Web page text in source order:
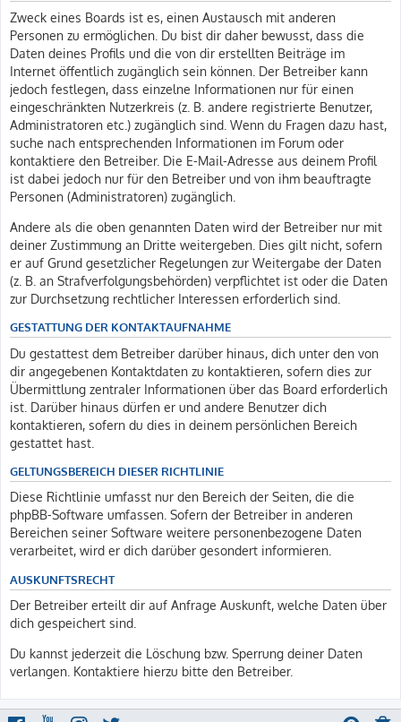
Zweck eines Boards ist es, einen Austausch mit anderen
Personen zu ermöglichen. Du bist dir daher bewusst, dass die
Daten deines Profils und die von dir erstellten Beiträge im
Internet öffentlich zugänglich sein können. Der Betreiber kann
jedoch festlegen, dass einzelne Informationen nur für einen
eingeschränkten Nutzerkreis (z. B. andere registrierte Benutzer,
Administratoren etc.) zugänglich sind. Wenn du Fragen dazu hast,
suche nach entsprechenden Informationen im Forum oder
kontaktiere den Betreiber. Die E-Mail-Adresse aus deinem Profil
ist dabei jedoch nur für den Betreiber und von ihm beauftragte
Personen (Administratoren) zugänglich.
Andere als die oben genannten Daten wird der Betreiber nur mit
deiner Zustimmung an Dritte weitergeben. Dies gilt nicht, sofern
er auf Grund gesetzlicher Regelungen zur Weitergabe der Daten
(z. B. an Strafverfolgungsbehörden) verpflichtet ist oder die Daten
zur Durchsetzung rechtlicher Interessen erforderlich sind.
GESTATTUNG DER KONTAKTAUFNAHME
Du gestattest dem Betreiber darüber hinaus, dich unter den von
dir angegebenen Kontaktdaten zu kontaktieren, sofern dies zur
Übermittlung zentraler Informationen über das Board erforderlich
ist. Darüber hinaus dürfen er und andere Benutzer dich
kontaktieren, sofern du dies in deinem persönlichen Bereich
gestattet hast.
GELTUNGSBEREICH DIESER RICHTLINIE
Diese Richtlinie umfasst nur den Bereich der Seiten, die die
phpBB-Software umfassen. Sofern der Betreiber in anderen
Bereichen seiner Software weitere personenbezogene Daten
verarbeitet, wird er dich darüber gesondert informieren.
AUSKUNFTSRECHT
Der Betreiber erteilt dir auf Anfrage Auskunft, welche Daten über
dich gespeichert sind.
Du kannst jederzeit die Löschung bzw. Sperrung deiner Daten
verlangen. Kontaktiere hierzu bitte den Betreiber.